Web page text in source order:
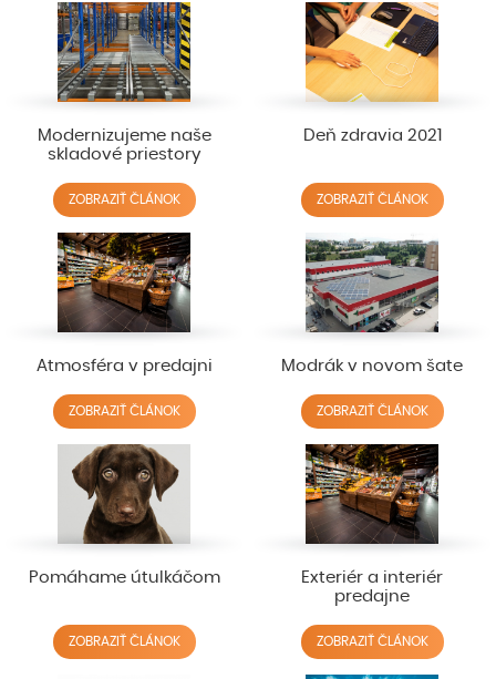
Modernizujeme naše
skladové priestory
ZOBRAZIŤ ČLÁNOK
Deň zdravia 2021
ZOBRAZIŤ ČLÁNOK
Atmosféra v predajni
ZOBRAZIŤ ČLÁNOK
Modrák v novom šate
ZOBRAZIŤ ČLÁNOK
Pomáhame útulkáčom
ZOBRAZIŤ ČLÁNOK
Exteriér a interiér
predajne
ZOBRAZIŤ ČLÁNOK